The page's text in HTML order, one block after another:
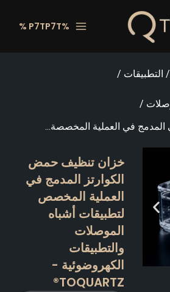
%P7TP7T %
/ التطبيقات /
/
في العملية المخصصة...
خزان تنظيف حمض
الكوارتز المدمج في
العملية المخصص
لتطبيقات أشباه
الموصلات
والتطبيقات
الكهروضوئية -
TOQUARTZ®